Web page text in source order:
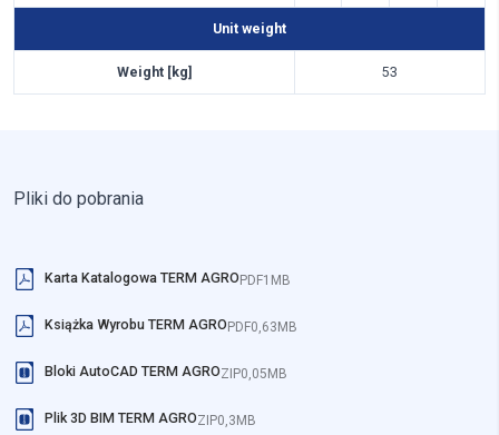
Unit weight
Weight [kg] 53
Pliki do pobrania
Karta Katalogowa TERM AGROPDF1MB
Książka Wyrobu TERM AGROPDF0,63MB
Bloki AutoCAD TERM AGROZIP0,05MB
Plik 3D BIM TERM AGROZIP0,3MB